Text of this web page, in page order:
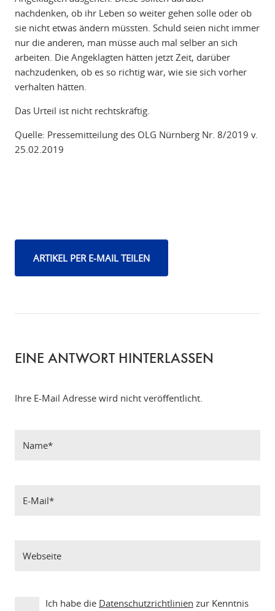
nachdenken, ob ihr Leben so weiter gehen solle oder ob
sie nicht etwas ändern müssten. Schuld seien nicht immer
nur die anderen, man müsse auch mal selber an sich
arbeiten. Die Angeklagten hätten jetzt Zeit, darüber
nachzudenken, ob es so richtig war, wie sie sich vorher
verhalten hätten.
Das Urteil ist nicht rechtskräftig.
Quelle: Pressemitteilung des OLG Nürnberg Nr. 8/2019 v.
25.02.2019
ARTIKEL PER E-MAIL TEILEN
EINE ANTWORT HINTERLASSEN
Ihre E-Mail Adresse wird nicht veröffentlicht.
Ich habe die Datenschutzrichtlinien zur Kenntnis